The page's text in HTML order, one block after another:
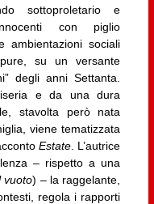
sottoproletario e
con piglio
ambientazioni sociali
su un versante
degli anni Settanta.
e da una dura
stavolta però nata
viene tematizzata
Estate . L’autrice
– rispetto a una
vuoto) – la raggelante,
regola i rapporti